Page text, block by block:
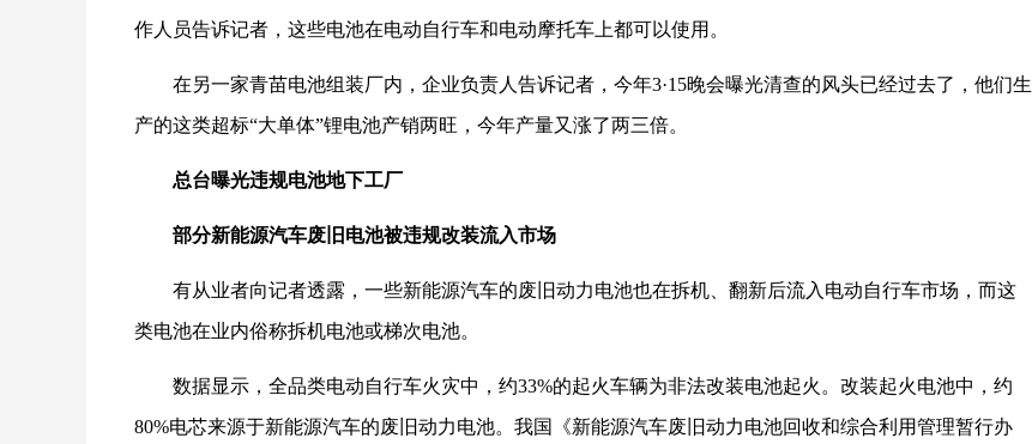
作人员告诉记者，这些电池在电动自行车和电动摩托车上都可以使用。
在另一家青苗电池组装厂内，企业负责人告诉记者，今年3·15晚会曝光清查的风头已经过去了，他们生
产的这类超标“大单体”锂电池产销两旺，今年产量又涨了两三倍。
总台曝光违规电池地下工厂
部分新能源汽车废旧电池被违规改装流入市场
有从业者向记者透露，一些新能源汽车的废旧动力电池也在拆机、翻新后流入电动自行车市场，而这
类电池在业内俗称拆机电池或梯次电池。
数据显示，全品类电动自行车火灾中，约33%的起火车辆为非法改装电池起火。改装起火电池中，约
80%电芯来源于新能源汽车的废旧动力电池。我国《新能源汽车废旧动力电池回收和综合利用管理暂行办